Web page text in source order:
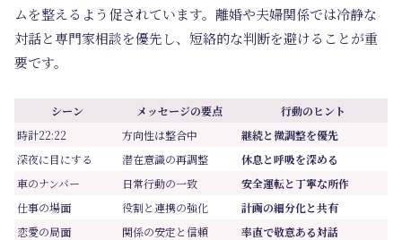
ムを整えるよう促されています。離婚や夫婦関係では冷静な
対話と専門家相談を優先し、短絡的な判断を避けることが重
要です。
シーン メッセージの要点
行動のヒント
時計22:22
方向性は整合中
継続と微調整を優先
深夜に目にする
潜在意識の再調整
休息と呼吸を深める
車のナンバー
日常行動の一致
安全運転と丁寧な所作
仕事の場面
役割と連携の強化
計画の細分化と共有
恋愛の局面
関係の安定と信頼 率直で敬意ある対話